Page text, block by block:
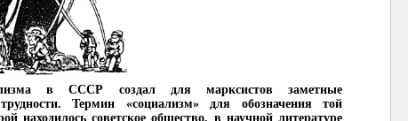
в СССР создал для марксистов заметные
трудности. Термин «социализм» для обозначения той
находилось советское общество, в научной литературе